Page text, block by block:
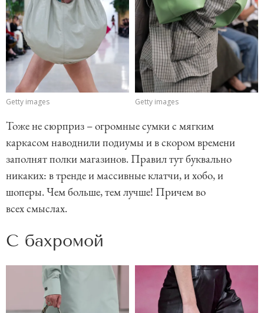
Getty images Getty images
Тоже не сюрприз – огромные сумки с мягким
каркасом наводнили подиумы и в скором времени
заполнят полки магазинов. Правил тут буквально
никаких: в тренде и массивные клатчи, и хобо, и
шоперы. Чем больше, тем лучше! Причем во
всех смыслах.
С бахромой